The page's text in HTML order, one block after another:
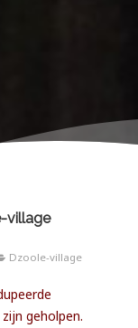
village
Dzoole-village
geholpen.